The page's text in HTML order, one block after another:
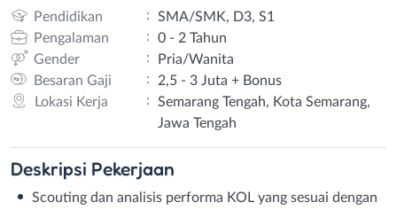
Pendidikan :
SMA/SMK, D3, S1
Pengalaman
:
0 - 2 Tahun
Gender
:
Pria/Wanita
Besaran Gaji
:
2,5 - 3 Juta + Bonus
Lokasi Kerja
:
Semarang Tengah, Kota Semarang,
Jawa Tengah
Deskripsi Pekerjaan
Scouting dan analisis performa KOL yang sesuai dengan